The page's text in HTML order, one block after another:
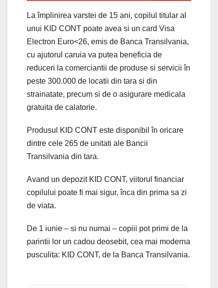
La împlinirea varstei de 15 ani, copilul titular al
unui KID CONT poate avea si un card Visa
Electron Euro<26, emis de Banca Transilvania,
cu ajutorul caruia va putea beneficia de
reduceri la comerciantii de produse si servicii în
peste 300.000 de locatii din tara si din
strainatate, precum si de o asigurare medicala
gratuita de calatorie.
Produsul KID CONT este disponibil în oricare
dintre cele 265 de unitati ale Bancii
Transilvania din tara.
Avand un depozit KID CONT, viitorul financiar
copilului poate fi mai sigur, înca din prima sa zi
de viata.
De 1 iunie – si nu numai – copiii pot primi de la
parintii lor un cadou deosebit, cea mai moderna
pusculita: KID CONT, de la Banca Transilvania.